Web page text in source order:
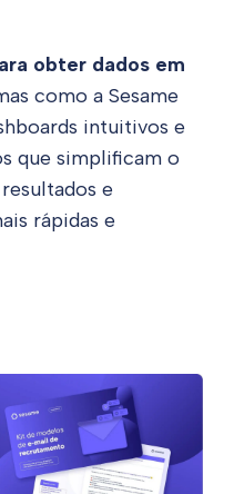
obter dados em
como a Sesame
intuitivos e
que simplificam o
e
rápidas e